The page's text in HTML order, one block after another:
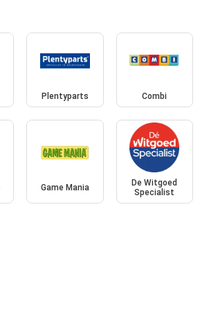
Plentyparts Combi
Game Mania
De Witgoed
Specialist